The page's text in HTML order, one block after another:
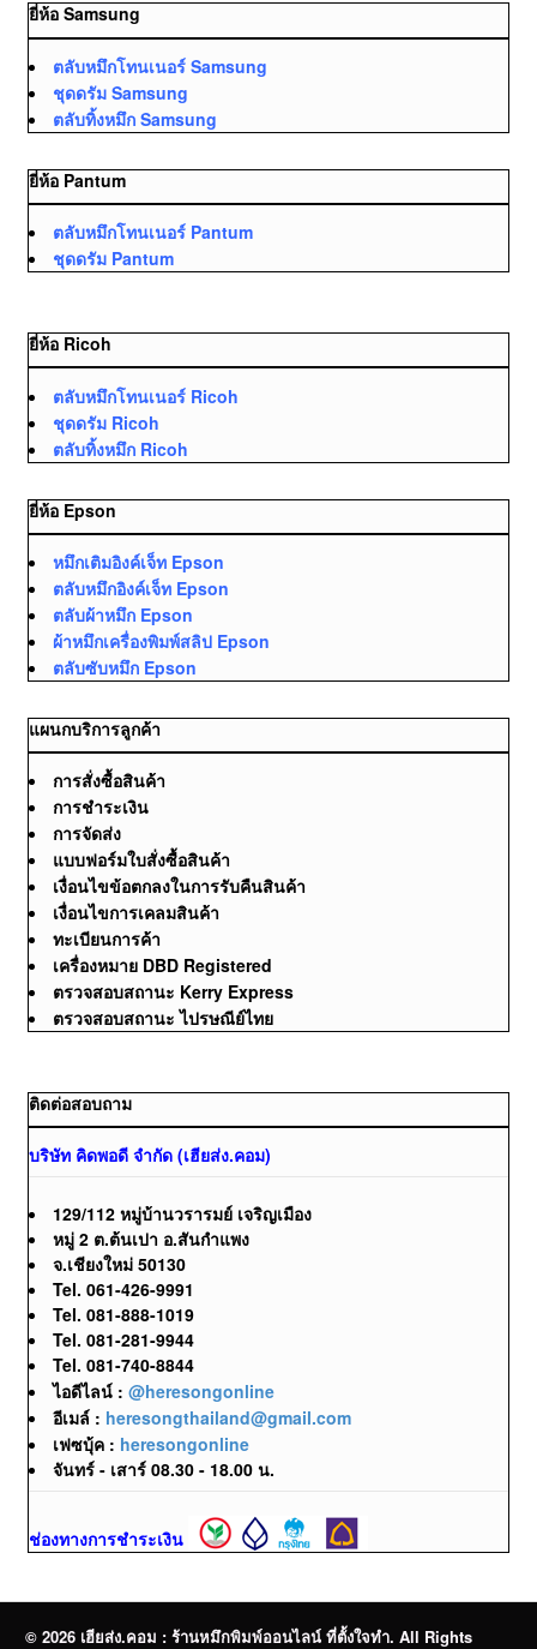
ยี่ห้อ Samsung
ตลับหมึกโทนเนอร์ Samsung
ชุดดรัม Samsung
ตลับทิ้งหมึก Samsung
ยี่ห้อ Pantum
ตลับหมึกโทนเนอร์ Pantum
ชุดดรัม Pantum
ยี่ห้อ Ricoh
ตลับหมึกโทนเนอร์ Ricoh
ชุดดรัม Ricoh
ตลับทิ้งหมึก Ricoh
ยี่ห้อ Epson
หมึกเติมอิงค์เจ็ท Epson
ตลับหมึกอิงค์เจ็ท Epson
ตลับผ้าหมึก Epson
ผ้าหมึกเครื่องพิมพ์สลิป Epson
ตลับซับหมึก Epson
แผนกบริการลูกค้า
การสั่งซื้อสินค้า
การชำระเงิน
การจัดส่ง
แบบฟอร์มใบสั่งซื้อสินค้า
เงื่อนไขข้อตกลงในการรับคืนสินค้า
เงื่อนไขการเคลมสินค้า
ทะเบียนการค้า
เครื่องหมาย DBD Registered
ตรวจสอบสถานะ Kerry Express
ตรวจสอบสถานะ ไปรษณีย์ไทย
ติดต่อสอบถาม
บริษัท คิดพอดี จำกัด (เฮียส่ง.คอม)
129/112 หมู่บ้านวรารมย์ เจริญเมือง
หมู่ 2 ต.ต้นเปา อ.สันกำแพง
จ.เชียงใหม่ 50130
Tel. 061-426-9991
Tel. 081-888-1019
Tel. 081-281-9944
Tel. 081-740-8844
ไอดีไลน์ : @heresongonline
อีเมล์ : heresongthailand@gmail.com
เฟซบุ้ค : heresongonline
จันทร์ - เสาร์ 08.30 - 18.00 น.
ช่องทางการชำระเงิน
© 2026 เฮียส่ง.คอม : ร้านหมึกพิมพ์ออนไลน์ ที่ตั้งใจทำ. All Rights